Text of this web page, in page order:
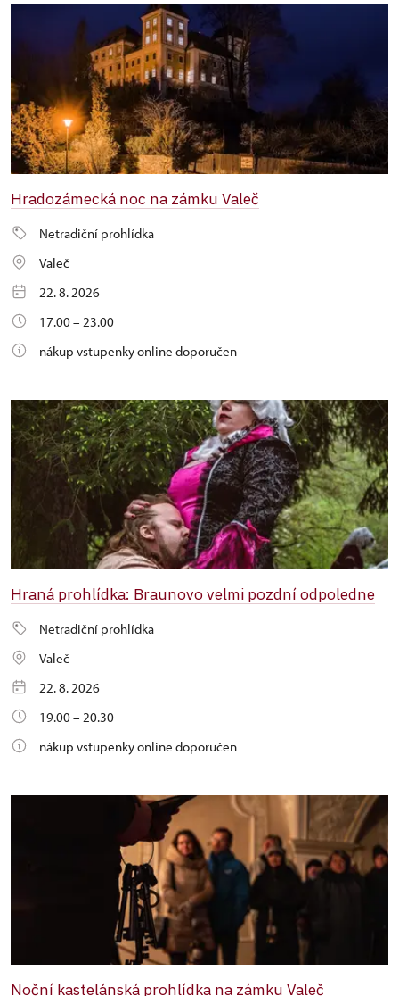
Hradozámecká noc na zámku Valeč
Netradiční prohlídka
Valeč
22. 8. 2026
17.00 – 23.00
nákup vstupenky online doporučen
Hraná prohlídka: Braunovo velmi pozdní odpoledne
Netradiční prohlídka
Valeč
22. 8. 2026
19.00 – 20.30
nákup vstupenky online doporučen
Noční kastelánská prohlídka na zámku Valeč